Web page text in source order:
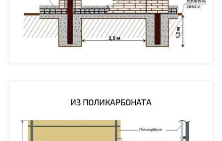
ИЗ ПОЛИКАРБОНАТА